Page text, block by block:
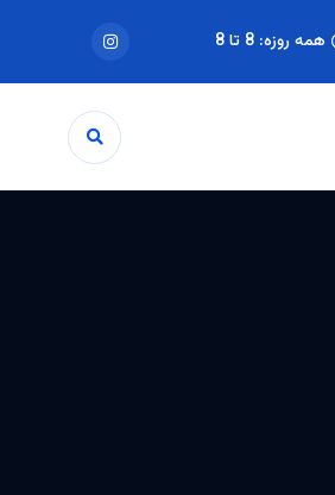
همه روزه: 8 تا 8